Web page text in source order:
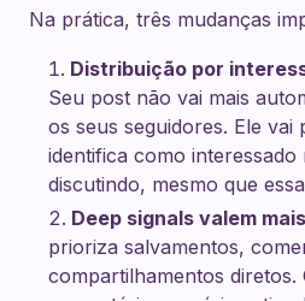
Na prática, três mudanças
Distribuição por
Seu post não vai mais
os seus seguidores. Ele vai
identifica como
discutindo, mesmo que
Deep signals valem
prioriza salvamentos,
compartilhamentos diretos.